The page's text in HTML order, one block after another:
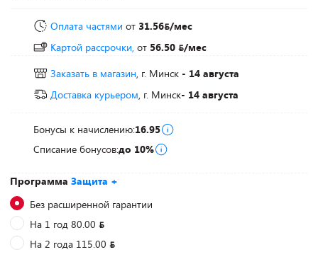
Программа Защита +
Без расширенной гарантии
На 1 год 80.00
На 2 года 115.00
Оплата частями от 31.56 /мес
Картой рассрочки, от 56.50
/мес
Заказать в магазин, г. Минск - 14 августа
Доставка курьером, г. Минск- 14 августа
Бонусы к начислению:16.95
Списание бонусов:до 10%